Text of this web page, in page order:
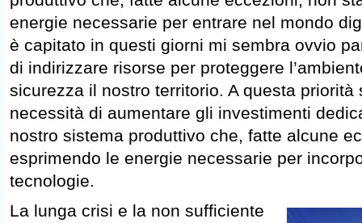
energie necessarie per entrare nel mondo
è capitato in questi giorni mi sembra ovvio
di indirizzare risorse per proteggere
sicurezza il nostro territorio. A questa priorità
necessità di aumentare gli investimenti
nostro sistema produttivo che, fatte alcune
esprimendo le energie necessarie per
tecnologie.
La lunga crisi e la non sufficiente